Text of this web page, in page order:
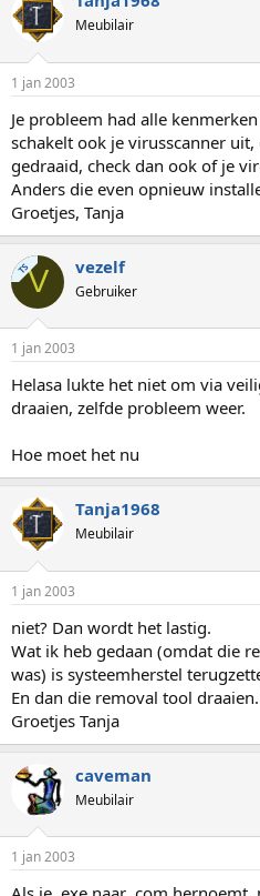
Meubilair
1 jan 2003
Je probleem had alle
schakelt ook je virusscanner
gedraaid, check dan ook of je
Anders die even opnieuw
Groetjes, Tanja
TSV vezelf
Gebruiker
1 jan 2003
Helasa lukte het niet om via
draaien, zelfde probleem weer.
Hoe moet het nu
Tanja1968
Meubilair
1 jan 2003
niet? Dan wordt het lastig.
Wat ik heb gedaan (omdat die
was) is systeemherstel
En dan die removal tool
Groetjes Tanja
caveman
Meubilair
1 jan 2003